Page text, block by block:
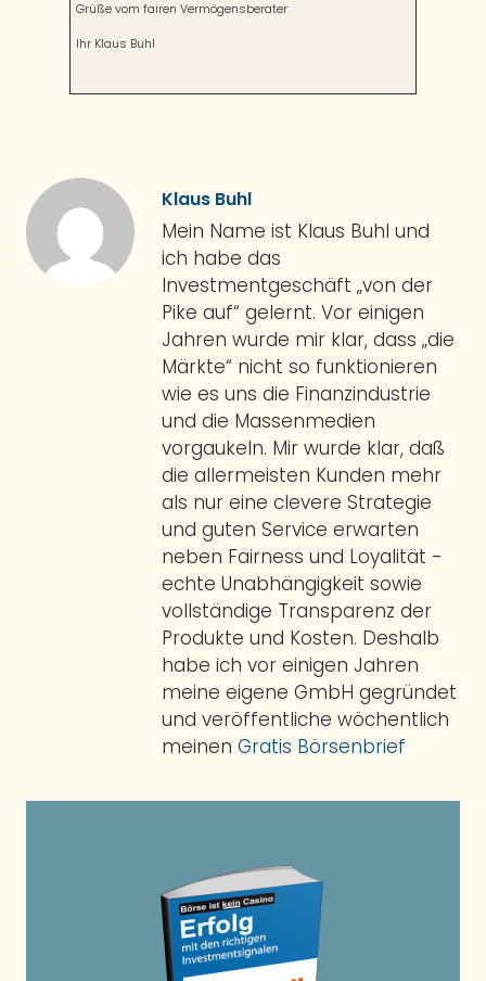
Grüße vom fairen Vermögensberater
Ihr Klaus Buhl
Klaus Buhl
Mein Name ist Klaus Buhl und
ich habe das
Investmentgeschäft „von der
Pike auf“ gelernt. Vor einigen
Jahren wurde mir klar, dass „die
Märkte“ nicht so funktionieren
wie es uns die Finanzindustrie
und die Massenmedien
vorgaukeln. Mir wurde klar, daß
die allermeisten Kunden mehr
als nur eine clevere Strategie
und guten Service erwarten
neben Fairness und Loyalität -
echte Unabhängigkeit sowie
vollständige Transparenz der
Produkte und Kosten. Deshalb
habe ich vor einigen Jahren
meine eigene GmbH gegründet
und veröffentliche wöchentlich
meinen Gratis Börsenbrief